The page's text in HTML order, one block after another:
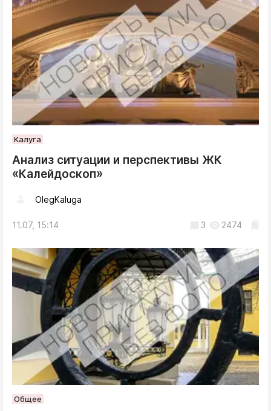
Калуга
Анализ ситуации и перспективы ЖК
«Калейдоскоп»
OlegKaluga
11.07, 15:14 3 2474
Общее